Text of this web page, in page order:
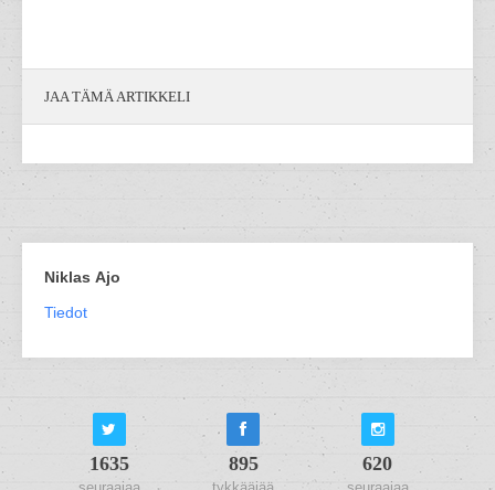
JAA TÄMÄ ARTIKKELI
Niklas Ajo
Tiedot
1635 895 620